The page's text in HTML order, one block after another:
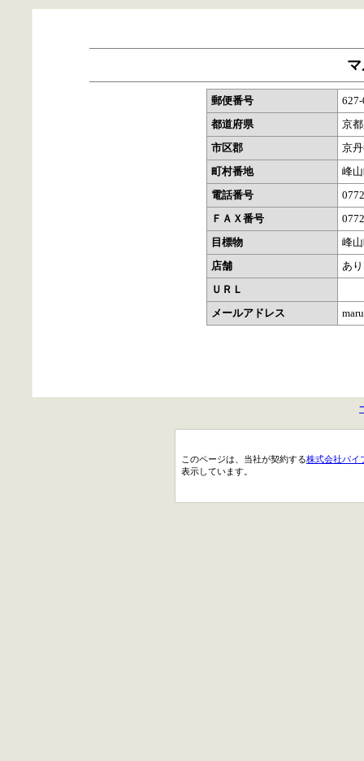
郵便番号
都道府県
京
市区郡
京
町村番地
峰
電話番号
ＦＡＸ番号
目標物
峰
店舗
あり
ＵＲＬ
メールアドレス
このページは、当社が契約する株式会社パイ
表示しています。